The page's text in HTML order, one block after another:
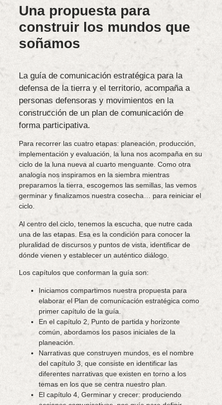
Una propuesta para
construir los mundos que
soñamos
La guía de comunicación estratégica para la
defensa de la tierra y el territorio, acompaña a
personas defensoras y movimientos en la
construcción de un plan de comunicación de
forma participativa.
Para recorrer las cuatro etapas: planeación, producción,
implementación y evaluación, la luna nos acompaña en su
ciclo de la luna nueva al cuarto menguante. Como otra
analogía nos inspiramos en la siembra mientras
preparamos la tierra, escogemos las semillas, las vemos
germinar y finalizamos nuestra cosecha… para reiniciar el
ciclo.
Al centro del ciclo, tenemos la escucha, que nutre cada
una de las etapas. Esa es la condición para conocer la
pluralidad de discursos y puntos de vista, identificar de
dónde vienen y establecer un auténtico diálogo.
Los capítulos que conforman la guía son:
Iniciamos compartimos nuestra propuesta para
elaborar el Plan de comunicación estratégica como
primer capítulo de la guía.
En el capítulo 2, Punto de partida y horizonte
común, abordamos los pasos iniciales de la
planeación.
Narrativas que construyen mundos, es el nombre
del capítulo 3, que consiste en identificar las
diferentes narrativas que existen en torno a los
temas en los que se centra nuestro plan.
El capítulo 4, Germinar y crecer: produciendo